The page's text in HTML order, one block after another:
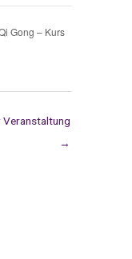
Gong – Kurs
Veranstaltung
→